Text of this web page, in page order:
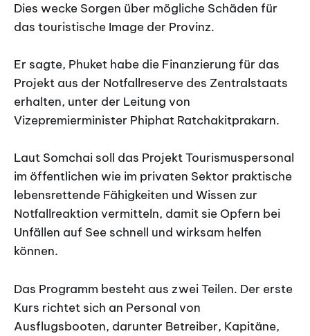
Dies wecke Sorgen über mögliche Schäden für
das touristische Image der Provinz.
Er sagte, Phuket habe die Finanzierung für das
Projekt aus der Notfallreserve des Zentralstaats
erhalten, unter der Leitung von
Vizepremierminister Phiphat Ratchakitprakarn.
Laut Somchai soll das Projekt Tourismuspersonal
im öffentlichen wie im privaten Sektor praktische
lebensrettende Fähigkeiten und Wissen zur
Notfallreaktion vermitteln, damit sie Opfern bei
Unfällen auf See schnell und wirksam helfen
können.
Das Programm besteht aus zwei Teilen. Der erste
Kurs richtet sich an Personal von
Ausflugsbooten, darunter Betreiber, Kapitäne,